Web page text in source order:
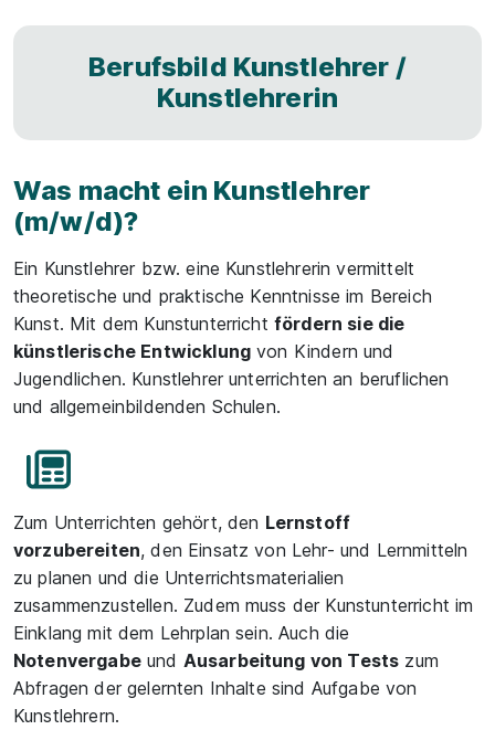
Berufsbild Kunstlehrer /
Kunstlehrerin
Was macht ein Kunstlehrer
(m/w/d)?
Ein Kunstlehrer bzw. eine Kunstlehrerin vermittelt
theoretische und praktische Kenntnisse im Bereich
Kunst. Mit dem Kunstunterricht fördern sie die
künstlerische Entwicklung von Kindern und
Jugendlichen. Kunstlehrer unterrichten an beruflichen
und allgemeinbildenden Schulen.
Zum Unterrichten gehört, den Lernstoff
vorzubereiten, den Einsatz von Lehr- und Lernmitteln
zu planen und die Unterrichtsmaterialien
zusammenzustellen. Zudem muss der Kunstunterricht im
Einklang mit dem Lehrplan sein. Auch die
Notenvergabeund Ausarbeitung von Tests zum
Abfragen der gelernten Inhalte sind Aufgabe von
Kunstlehrern.